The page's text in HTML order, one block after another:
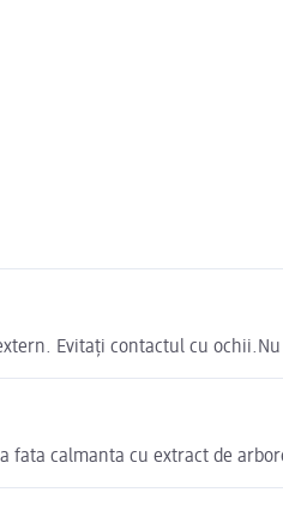
Evitați contactul cu
fata calmanta cu extract de